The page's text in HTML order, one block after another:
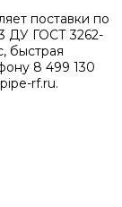
поставки по
ДУ ГОСТ 3262-
быстрая
8 499 130
rf.ru.